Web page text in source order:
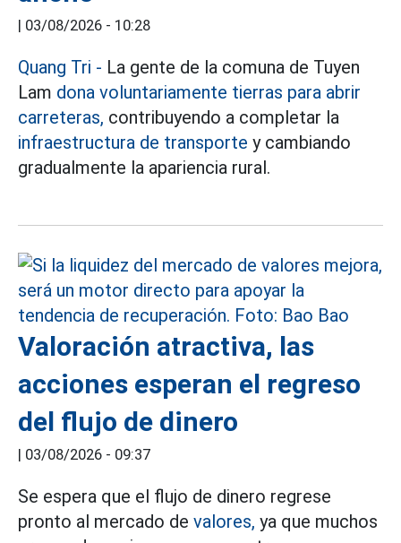
03/08/2026 - 10:28
Quang Tri - La gente de la comuna de Tuyen
Lam dona voluntariamente tierras para abrir
carreteras, contribuyendo a completar la
infraestructura de transporte y cambiando
gradualmente la apariencia rural.
Valoración atractiva, las
acciones esperan el regreso
del flujo de dinero
03/08/2026 - 09:37
Se espera que el flujo de dinero regrese
pronto al mercado de valores, ya que muchos